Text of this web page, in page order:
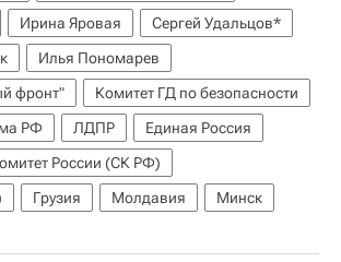
Ирина Яровая
Сергей Удальцов*
Илья Пономарев
фронт"
Комитет ГД по безопасности
РФ ЛДПР
Единая Россия
России (СК РФ)
Грузия Молдавия
Минск